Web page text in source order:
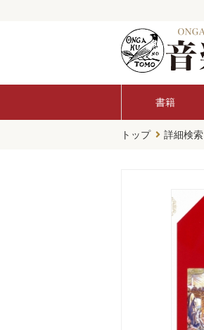
書籍
トップ 詳細検索